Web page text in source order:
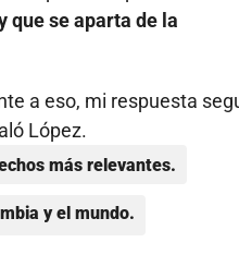
que se aparta de la
a eso, mi respuesta
López.
más relevantes.
y el mundo.